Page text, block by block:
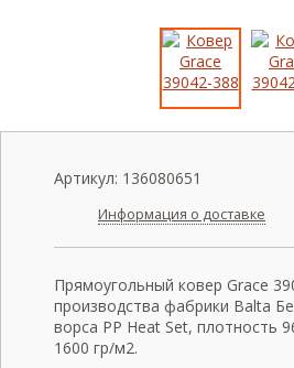
Артикул: 136080651
Информация о доставке
Прямоугольный ковер Grace
производства фабрики Balta
ворса PP Heat Set, плотность
1600 гр/м2.